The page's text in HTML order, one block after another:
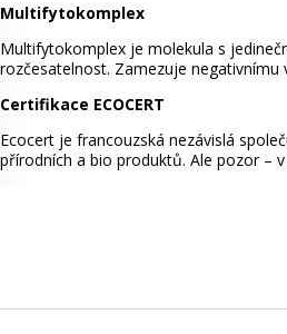
Multifytokomplex
Multifytokomplex je molekula s
rozčesatelnost. Zamezuje negativnímu
Certifikace ECOCERT
Ecocert je francouzská nezávislá
přírodních a bio produktů. Ale pozor –